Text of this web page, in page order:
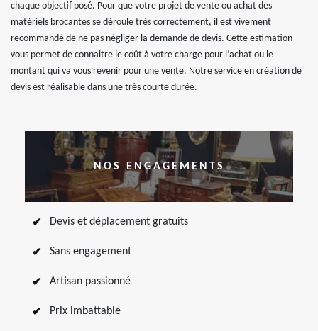
chaque objectif posé. Pour que votre projet de vente ou achat des
matériels brocantes se déroule très correctement, il est vivement
recommandé de ne pas négliger la demande de devis. Cette estimation
vous permet de connaitre le coût à votre charge pour l’achat ou le
montant qui va vous revenir pour une vente. Notre service en création de
devis est réalisable dans une très courte durée.
NOS ENGAGEMENTS
Devis et déplacement gratuits
Sans engagement
Artisan passionné
Prix imbattable